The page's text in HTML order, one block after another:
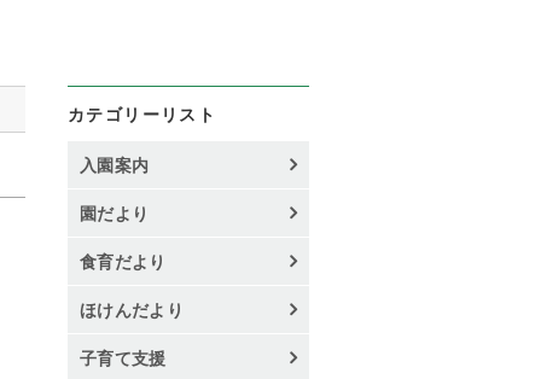
カテゴリーリスト
入園案内
園だより
食育だより
ほけんだより
子育て支援